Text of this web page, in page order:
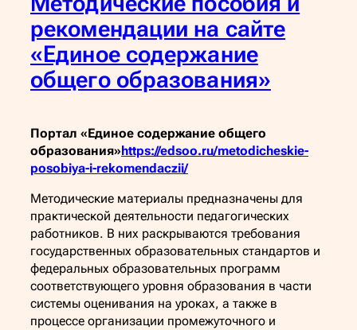
рекомендации на сайте
«Единое содержание
общего образования»
Портал «Единое содержание общего
образования»https://edsoo.ru/metodicheskie-
posobiya-i-rekomendaczii/
Методические материалы предназначены для
практической деятельности педагогических
работников. В них раскрываются требования
государственных образовательных стандартов и
федеральных образовательных программ
соответствующего уровня образования в части
системы оценивания на уроках, а также в
процессе организации промежуточного и